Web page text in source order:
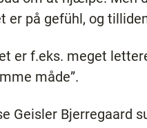
er på gefühl, og
er f.eks. meget
måde”.
Geisler Bjerregaard